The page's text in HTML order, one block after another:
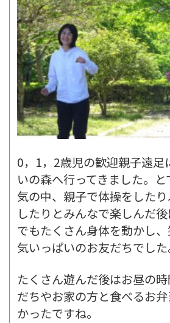
0，1，2歳児の歓迎親子遠足
いの森へ行ってきました。
気の中、親子で体操をした
したりとみんなで楽しんだ
でもたくさん身体を動かし
気いっぱいのお友だちでした
たくさん遊んだ後はお昼の
だちやお家の方と食べるお
かったですね。